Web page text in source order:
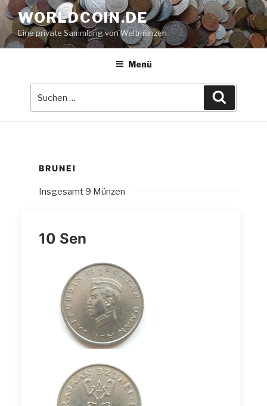
Zum
Inhalt
springen
WORLDCOIN.DE
Eine private Sammlung von Weltmünzen
Menü
BRUNEI
Insgesamt 9 Münzen
10 Sen